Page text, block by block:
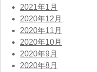
2021年1月
2020年12月
2020年11月
2020年10月
2020年9月
2020年8月